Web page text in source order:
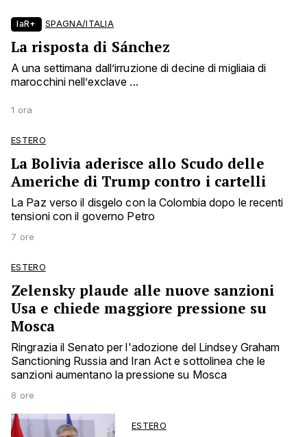
laR+ SPAGNA/ITALIA
La risposta di Sánchez
A una settimana dall’irruzione di decine di migliaia di
marocchini nell’exclave ...
1 ora
ESTERO
La Bolivia aderisce allo Scudo delle
Americhe di Trump contro i cartelli
La Paz verso il disgelo con la Colombia dopo le recenti
tensioni con il governo Petro
7 ore
ESTERO
Zelensky plaude alle nuove sanzioni
Usa e chiede maggiore pressione su
Mosca
Ringrazia il Senato per l'adozione del Lindsey Graham
Sanctioning Russia and Iran Act e sottolinea che le
sanzioni aumentano la pressione su Mosca
8 ore
ESTERO